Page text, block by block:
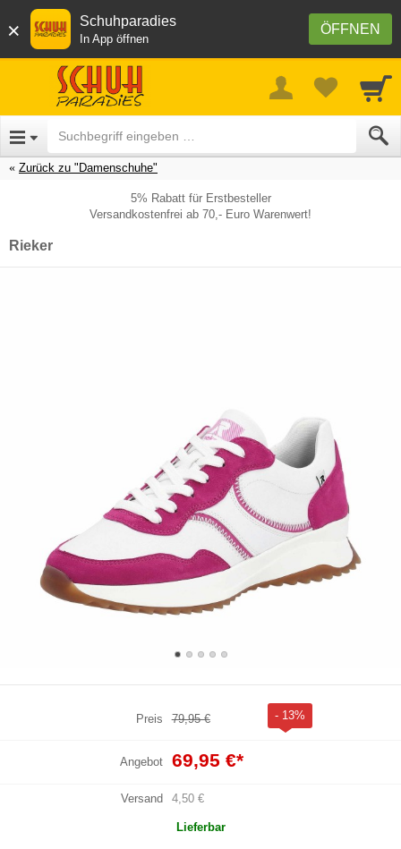
× ÖFFNEN
Schuhparadies
In App öffnen
Zurück zu "Damenschuhe"
5% Rabatt für Erstbesteller
Versandkostenfrei ab 70,- Euro Warenwert!
Rieker
Preis 79,95 € - 13%
Angebot 69,95 €*
Versand 4,50 €
Lieferbar